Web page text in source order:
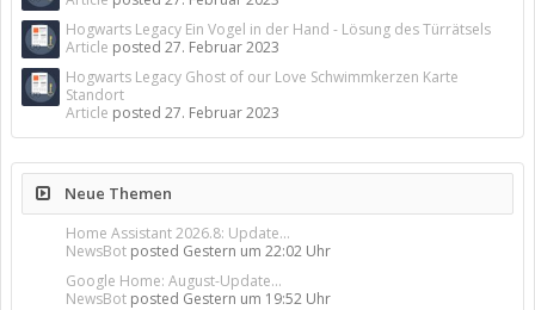
Hogwarts Legacy Ein Vogel in der Hand - Lösung des Türrätsels
Article posted 27. Februar 2023
Hogwarts Legacy Ghost of our Love Schwimmkerzen Karte
Standort
Article posted 27. Februar 2023
Neue Themen
Home Assistant 2026.8: Update...
NewsBot posted Gestern um 22:02 Uhr
Google Home: August-Update...
NewsBot posted Gestern um 19:52 Uhr